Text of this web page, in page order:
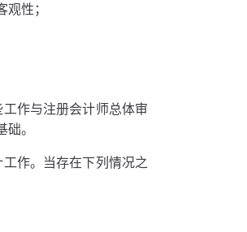
性；
作与注册会计师总体审
。
作。当存在下列情况之